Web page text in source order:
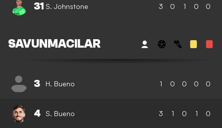
31 S. Johnstone 3 0 1 0 0
SAVUNMACILAR
3 H. Bueno 1 0 0 0 0
4 S. Bueno 3 1 0 1 0